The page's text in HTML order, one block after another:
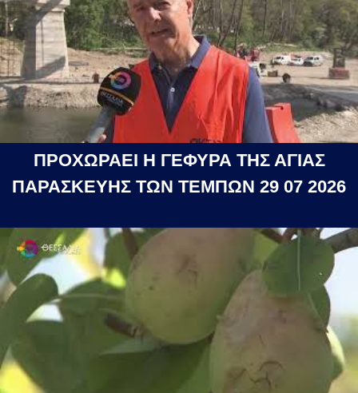
ΠΡΟΧΩΡΑΕΙ Η ΓΕΦΥΡΑ ΤΗΣ ΑΓΙΑΣ
ΠΑΡΑΣΚΕΥΗΣ ΤΩΝ ΤΕΜΠΩΝ 29 07 2026